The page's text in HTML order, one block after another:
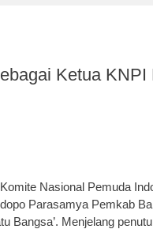
Ketua
Nasional Pemuda
Parasamya Pemkab
Bangsa’. Menjelang